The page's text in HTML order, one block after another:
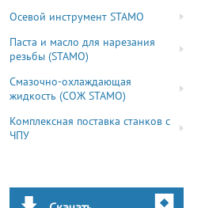
Осевой инструмент STAMO
Паста и масло для нарезания
резьбы (STAMO)
Смазочно-охлаждающая
жидкость (СОЖ STAMO)
Комплексная поставка станков с
ЧПУ